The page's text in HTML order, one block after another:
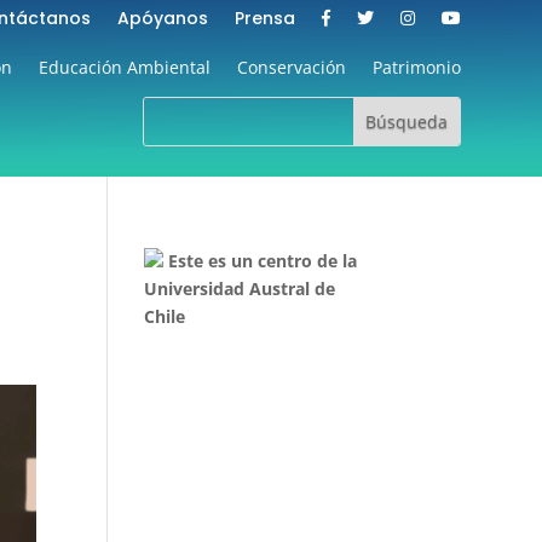
Apóyanos Prensa
Educación Ambiental Conservación Patrimonio
Este es un centro de la
Universidad Austral de
Chile